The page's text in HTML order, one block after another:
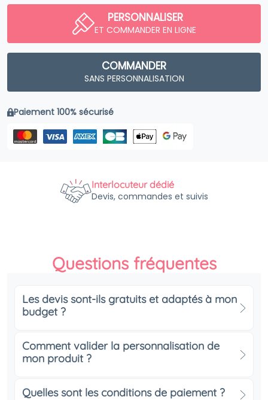
PERSONNALISER
ET COMMANDER EN LIGNE
COMMANDER
SANS PERSONNALISATION
Paiement 100% sécurisé
Interlocuteur dédié
Devis, commandes et suivis
Questions fréquentes
Les devis sont-ils gratuits et adaptés à mon
budget ?
Comment valider la personnalisation de
mon produit ?
Quelles sont les conditions de paiement ?